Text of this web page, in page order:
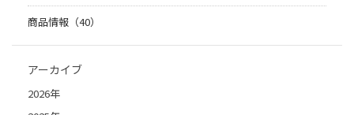
商品情報（40）
アーカイブ
2026年